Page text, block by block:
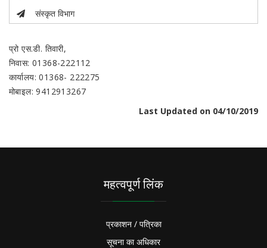
संस्कृत विभाग
प्रो एस.डी. तिवारी,
निवास: 01368-222112
कार्यालय: 01368- 222275
मोबाइल: 9412913267
Last Updated on 04/10/2019
महत्वपूर्ण लिंक
प्रकाशन / पत्रिका
सूचना का अधिकार